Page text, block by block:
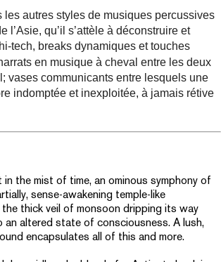
autres styles de musiques percussives
qu’il s’attèle à déconstruire et
tech, breaks dynamiques et touches
en musique à cheval entre les deux
vases communicants entre lesquels une
indomptée et inexploitée, à jamais rétive
the mist of time, an ominous symphony of
sense-awakening temple-like
thick veil of monsoon dripping its way
altered state of consciousness. A lush,
encapsulates all of this and more.